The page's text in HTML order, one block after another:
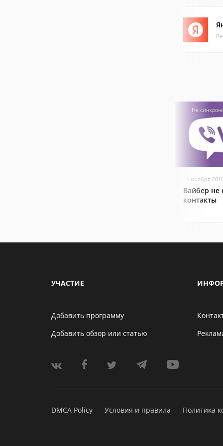
19 ноября
Вайбер не
контакты
УЧАСТИЕ
Добавить программу
Добавить обзор или статью
DMCA Policy Условия и правила Политика